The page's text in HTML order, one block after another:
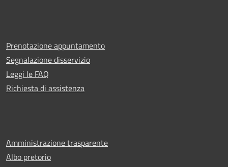
Prenotazione appuntamento
Segnalazione disservizio
Leggi le FAQ
Richiesta di assistenza
Amministrazione trasparente
Albo pretorio